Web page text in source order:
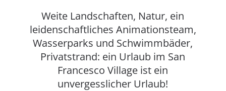
Weite Landschaften, Natur, ein
leidenschaftliches Animationsteam,
Wasserparks und Schwimmbäder,
Privatstrand: ein Urlaub im San
Francesco Village ist ein
unvergesslicher Urlaub!